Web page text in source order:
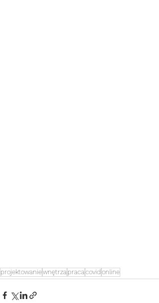
projektowaniewnętrza praca covid online